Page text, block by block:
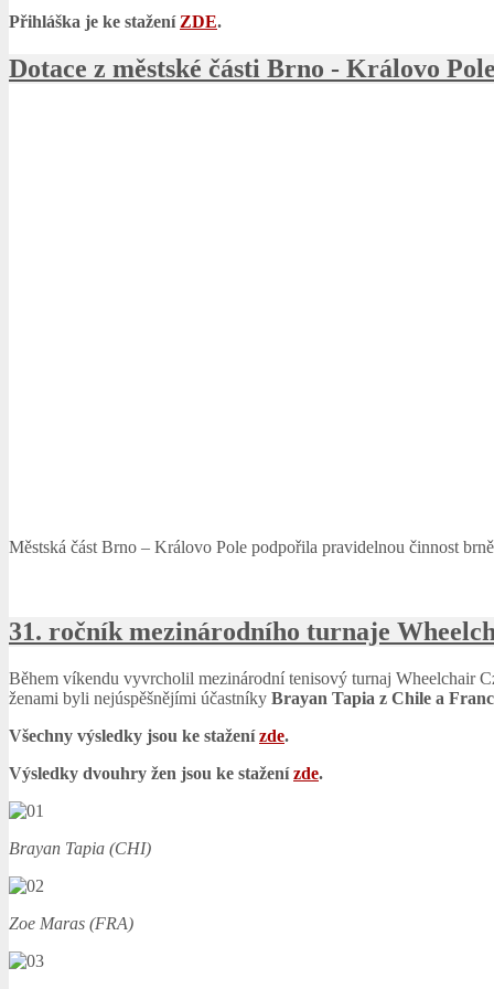
Přihláška je ke staženíZDE.
Dotace z městské části Brno - Královo
Městská část Brno – Královo Pole podpořila pravidelnou činnost
31. ročník mezinárodního turnaje
Během víkendu vyvrcholil mezinárodní tenisový turnaj Wheelchair
ženami byli nejúspěšnějími účastníky Brayan Tapia z Chile a
Všechny výsledky jsou ke staženízde.
Výsledky dvouhry žen jsou ke staženízde.
Brayan Tapia (CHI)
Zoe Maras (FRA)